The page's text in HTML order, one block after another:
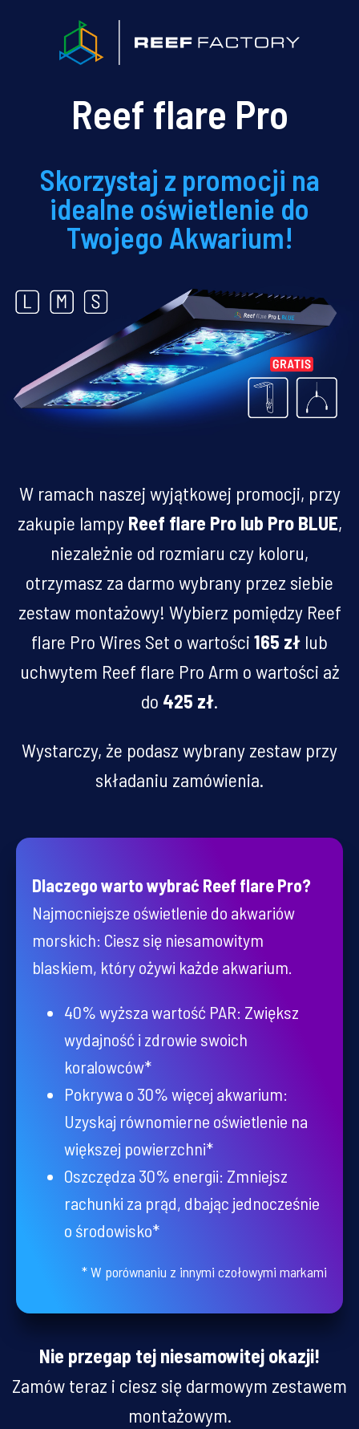
Reef flare Pro
Skorzystaj z promocji na
idealne oświetlenie do
Twojego Akwarium!
W ramach naszej wyjątkowej promocji, przy
zakupie lampy Reef flare Pro lub Pro BLUE,
niezależnie od rozmiaru czy koloru,
otrzymasz za darmo wybrany przez siebie
zestaw montażowy! Wybierz pomiędzy Reef
flare Pro Wires Set o wartości 165 zł lub
uchwytem Reef flare Pro Arm o wartości aż
do 425 zł.
Wystarczy, że podasz wybrany zestaw przy
składaniu zamówienia.
Dlaczego warto wybrać Reef flare Pro?
Najmocniejsze oświetlenie do akwariów
morskich: Ciesz się niesamowitym
blaskiem, który ożywi każde akwarium.
40% wyższa wartość PAR: Zwiększ
wydajność i zdrowie swoich
koralowców*
Pokrywa o 30% więcej akwarium:
Uzyskaj równomierne oświetlenie na
większej powierzchni*
Oszczędza 30% energii: Zmniejsz
rachunki za prąd, dbając jednocześnie
o środowisko*
* W porównaniu z innymi czołowymi markami
Nie przegap tej niesamowitej okazji!
Zamów teraz i ciesz się darmowym zestawem
montażowym.